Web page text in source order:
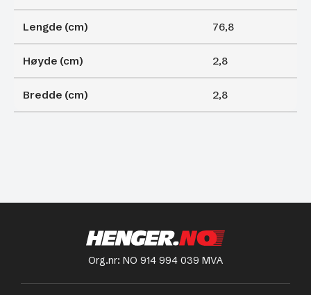
Lengde (cm) 76,8
Høyde (cm) 2,8
Bredde (cm) 2,8
Org.nr: NO 914 994 039 MVA